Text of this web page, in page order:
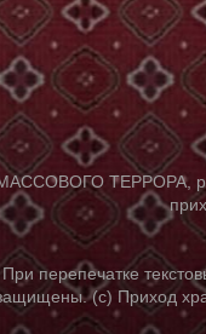
ТЕРРОРА,
При перепечатке
(с) Приход